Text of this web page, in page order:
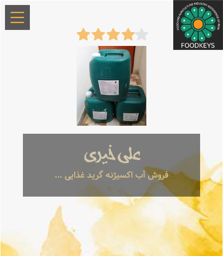
علی خیری
فروش آب اکسیژنه گرید غذایی ...